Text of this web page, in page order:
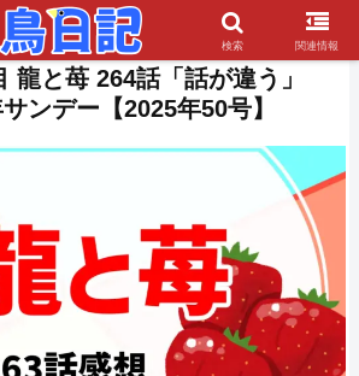
龍と苺 264話「話が違う」
ンデー【2025年50号】
検索 関連情報